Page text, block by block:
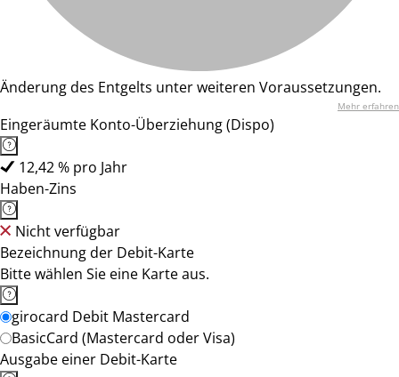
Änderung des Entgelts unter weiteren Voraussetzungen.
Mehr erfahren
Eingeräumte Konto-Überziehung (Dispo)
12,42 % pro Jahr
Haben-Zins
Nicht verfügbar
Bezeichnung der Debit-Karte
Bitte wählen Sie eine Karte aus.
girocard Debit Mastercard
BasicCard (Mastercard oder Visa)
Ausgabe einer Debit-Karte